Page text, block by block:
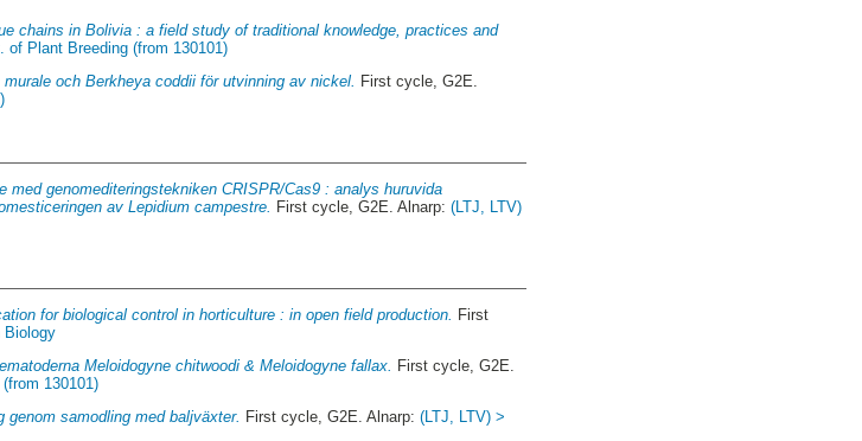
chains in Bolivia : a field study of traditional knowledge, practices and
of Plant Breeding (from 130101)
och Berkheya coddii för utvinning av nickel.
First cycle, G2E.
med genomediteringstekniken CRISPR/Cas9 : analys huruvida
av Lepidium campestre. First cycle, G2E. Alnarp:(LTJ, LTV)
for biological control in horticulture : in open field production. First
Biology
Meloidogyne chitwoodi & Meloidogyne fallax.
First cycle, G2E.
130101)
genom samodling med baljväxter. First cycle, G2E. Alnarp:(LTJ, LTV) >